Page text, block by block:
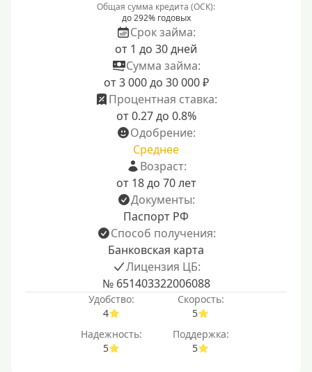
Общая сумма кредита (ОСК):
до 292% годовых
Срок займа:
от 1 до 30 дней
Сумма займа:
от 3 000 до 30 000 ₽
Процентная ставка:
от 0.27 до 0.8%
Одобрение:
Среднее
Возраст:
от 18 до 70 лет
Документы:
Паспорт РФ
Способ получения:
Банковская карта
Лицензия ЦБ:
№ 651403322006088
Удобство:
4
Скорость:
5
Надежность:
5
Поддержка:
5